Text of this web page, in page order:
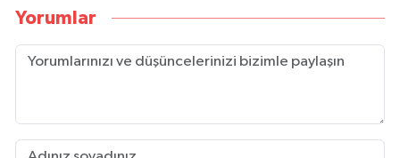
Yorumlar